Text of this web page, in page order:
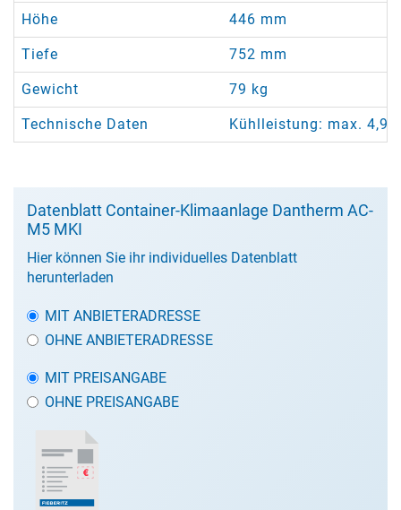
Höhe 446 mm
Tiefe 752 mm
Gewicht 79 kg
Technische Daten Kühlleistung: max. 4,9
Datenblatt Container-Klimaanlage Dantherm AC-
M5 MKI
Hier können Sie ihr individuelles Datenblatt
herunterladen
MIT ANBIETERADRESSE
OHNE ANBIETERADRESSE
MIT PREISANGABE
OHNE PREISANGABE